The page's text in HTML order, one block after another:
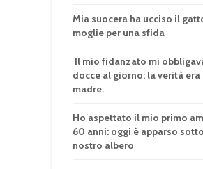
Mia suocera ha ucciso il
moglie per una sfida
Il mio fidanzato mi
docce al giorno: la verità era
madre.
Ho aspettato il mio primo
60 anni: oggi è apparso
nostro albero